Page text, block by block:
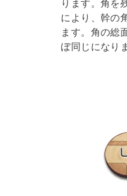
ります。角を
により、幹の
ます。角の総
ぼ同じになり